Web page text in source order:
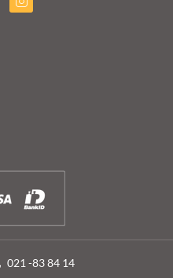
021 -83 84 14